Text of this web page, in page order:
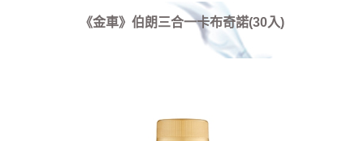
《金車》伯朗三合一卡布奇諾(30入)